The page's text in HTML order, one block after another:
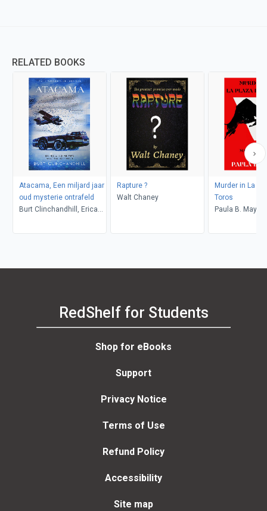
RELATED BOOKS
Atacama, Een miljard jaar
oud mysterie ontrafeld
Burt Clinchandhill, Erica
Rapture ?
Walt Chaney
Murder in La
Toros
Paula B. Mays
RedShelf for Students
Shop for eBooks
Support
Privacy Notice
Terms of Use
Refund Policy
Accessibility
Site map